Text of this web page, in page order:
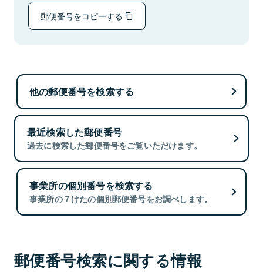
郵便番号をコピーする
他の郵便番号を検索する
最近検索した郵便番号
過去に検索した郵便番号をご覧いただけます。
事業所の個別番号を検索する
事業所の７けたの個別郵便番号をお調べします。
郵便番号検索に関する情報